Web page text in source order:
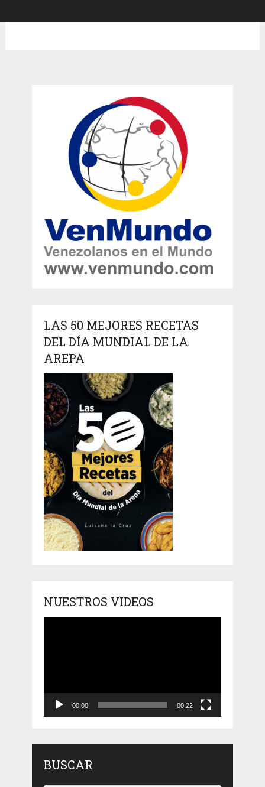
LAS 50 MEJORES RECETAS
DEL DÍA MUNDIAL DE LA
AREPA
NUESTROS VIDEOS
00:00 00:22
BUSCAR